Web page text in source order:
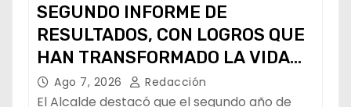
SEGUNDO INFORME DE
RESULTADOS, CON LOGROS QUE
HAN TRANSFORMADO LA VIDA
DE LOS SOLEDENSES: JUAN
MANUEL NAVARRO
Ago 7, 2026 Redacción
El Alcalde destacó que el segundo año de